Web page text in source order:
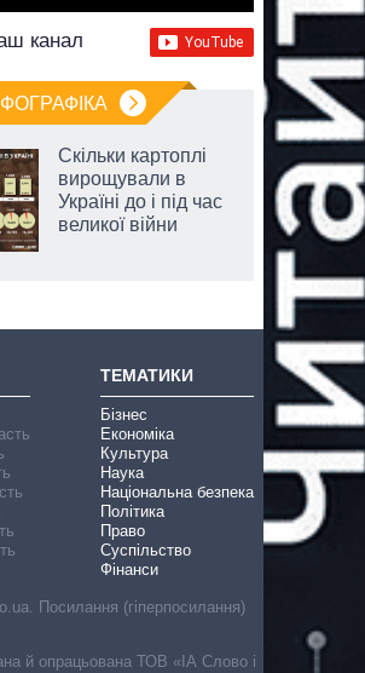
канал
Скільки картоплі
вирощували в
Україні до і під час
великої війни
ТЕМАТИКИ
Бізнес
Економіка
Культура
Наука
Національна безпека
Політика
Право
Суспільство
Фінанси
Посилання (гіперпосилання)
й опрацьована ТОВ «ІА Слово і